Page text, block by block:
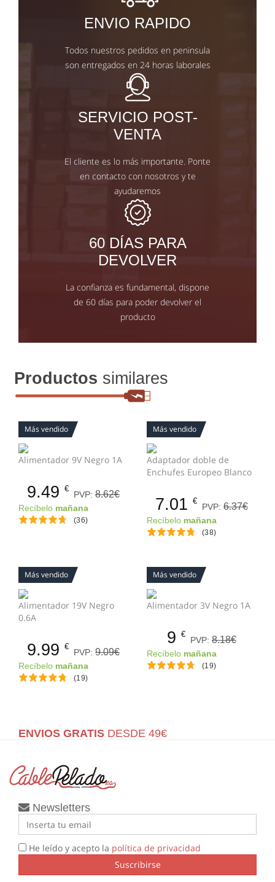
ENVIO RAPIDO
Todos nuestros pedidos en peninsula
son entregados en 24 horas laborales
SERVICIO POST-
VENTA
El cliente es lo más importante. Ponte
en contacto con nosotros y te
ayudaremos
60 DÍAS PARA
DEVOLVER
La confianza es fundamental, dispone
de 60 días para poder devolver el
producto
Productos similares
Más vendido
Alimentador 9V Negro 1A
9.49 €
PVP: 8.62€
Recíbelo mañana
(36)
Más vendido
Adaptador doble de
Enchufes Europeo Blanco
7.01 €
PVP: 6.37€
Recíbelo mañana
(38)
Más vendido
Alimentador 19V Negro
0.6A
9.99 €
PVP: 9.09€
Recíbelo mañana
(19)
Más vendido
Alimentador 3V Negro 1A
9 €
PVP: 8.18€
Recíbelo mañana
(19)
ENVIOS GRATIS DESDE 49€
Newsletters
He leído y acepto la política de privacidad
Suscribirse